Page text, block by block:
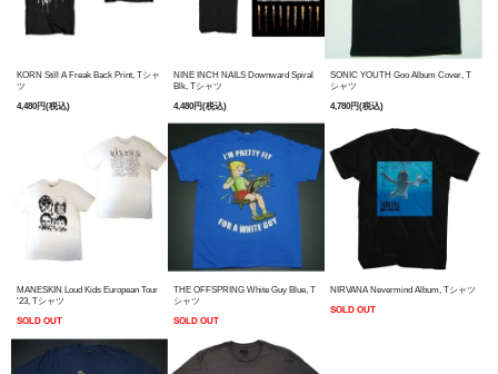
KORN Still A Freak Back Print, Tシャ
ツ
4,480円(税込)
NINE INCH NAILS Downward Spiral
Blk, Tシャツ
4,480円(税込)
SONIC YOUTH Goo Album Cover, T
シャツ
4,780円(税込)
MANESKIN Loud Kids European Tour
'23, Tシャツ
SOLD OUT
THE OFFSPRING White Guy Blue, T
シャツ
SOLD OUT
NIRVANA Nevermind Album, Tシャツ
SOLD OUT